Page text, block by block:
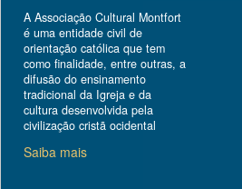
A Associação Cultural Montfort
é uma entidade civil de
orientação católica que tem
como finalidade, entre outras, a
difusão do ensinamento
tradicional da Igreja e da
cultura desenvolvida pela
civilização cristã ocidental
Saiba mais